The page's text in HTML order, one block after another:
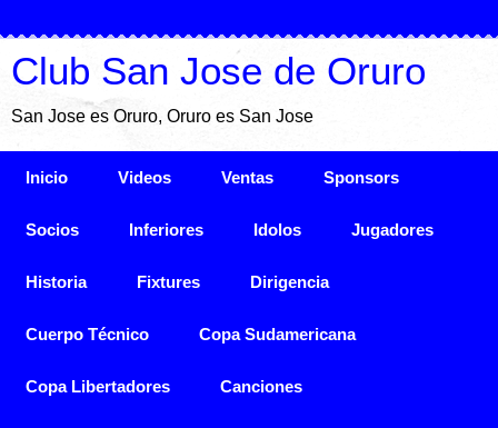
Club San Jose de Oruro
San Jose es Oruro, Oruro es San Jose
Inicio Videos Ventas Sponsors
Socios Inferiores Idolos Jugadores
Historia Fixtures Dirigencia
Cuerpo Técnico Copa Sudamericana
Copa Libertadores Canciones